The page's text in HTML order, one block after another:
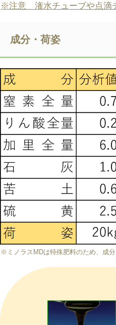
※注意 潅水チューブや点滴
成分・荷姿
※ミノラスMDは特殊肥料のため、成